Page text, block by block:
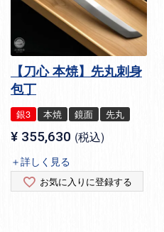
【刀心 本焼】先丸刺身
包丁
銀3 本焼 鏡面 先丸
¥ 355,630 税込
＋詳しく見る
お気に入りに登録する